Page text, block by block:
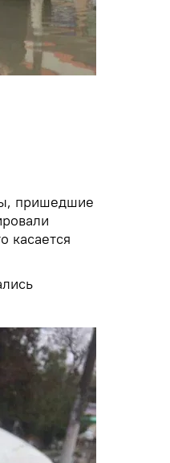
пришедшие
касается